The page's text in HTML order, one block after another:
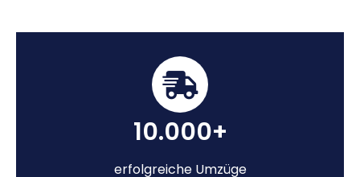
10.000+
erfolgreiche Umzüge